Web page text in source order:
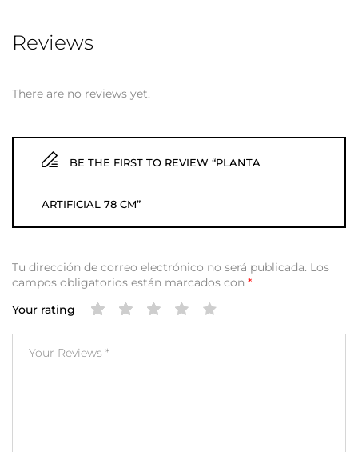
Reviews
There are no reviews yet.
BE THE FIRST TO REVIEW “PLANTA
ARTIFICIAL 78 CM”
Tu dirección de correo electrónico no será publicada. Los
campos obligatorios están marcados con *
Your rating